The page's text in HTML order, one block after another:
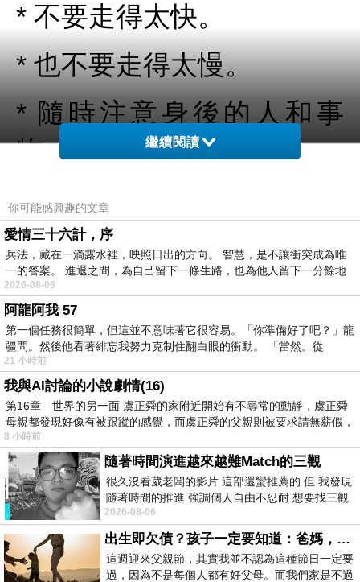
* 不要走得太快。
* 也不要走得太慢。
* 隨時注意身後的人和事
物。
* 永遠不要回頭看。
* 如果你必須開槍，那可能
已經太晚了。
* 所以，無論你需要開槍與
否，都請不要失手。 祝你
好運。
緋裳妍深吸一口氣，看
著浴室鏡子裡的自己，不禁
想起了巴黎。她記得自己透
過昏暗的窗戶，看著電視裡
繼續閱讀
你可能感興趣的文章
愛情三十六計，序
兵法，藏在一滴露水裡，映照日出的方向。 智慧，是不讓衝突成為唯
一的答案。 進退之間，為自己留下一條生路，也為他人留下一分餘地
2026-08-06
阿龍阿我 57
第一個任務很簡單，但這並不意味著它很容易。「你準備好了吧？」龍
疆問。然後他看著緋忘我努力克制住翻白眼的衝動。 「當然。從
21 小時前
我與AI討論的小說劇情(16)
第16章 世界的另一面 虞正舜的家附近開始有不尋常的動靜，虞正舜
母親都發現好像有被跟蹤的感覺，而虞正舜的父親則被要求請無薪假，
8 小時前
隨著時間演進越來越難Match的三觀
很久沒看葳老闆的影片 這部還蠻推薦的 但 我發現
隨著時間的推進 強調個人自由不忍耐 想要找三觀
接近的不要說對象 連朋友都超
2026-08-06
出生即欠債？孩子一定要知道：爸媽，其實我不欠你們
這週迎來父親節，其實我並不認為這種節日一定要
過，因為不是每個人都有好父母。而我們家是不過